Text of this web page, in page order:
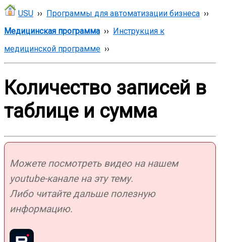
USU ›› Программы для автоматизации бизнеса ››
Медицинская программа ›› Инструкция к
медицинской программе ››
Количество записей в
таблице и сумма
Можете посмотреть видео на нашем
youtube-канале на эту тему.
Либо читайте дальше полезную
информацию.